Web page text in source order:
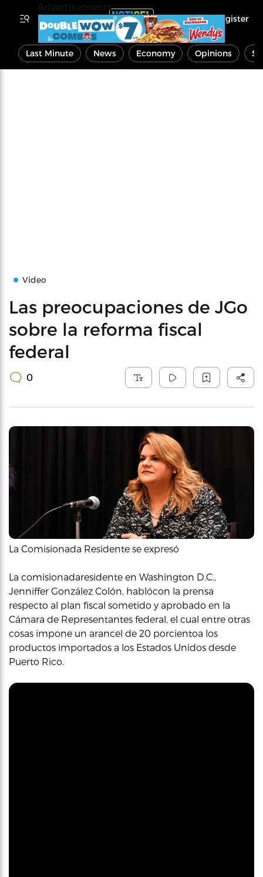
Register
Last Minute News Economy Opinions
Video
Las preocupaciones de JGo
sobre la reforma fiscal
federal
0
La Comisionada Residente se expresó
La comisionadaresidente en Washington D.C.,
Jenniffer González Colón, hablócon la prensa
respecto al plan fiscal sometido y aprobado en la
Cámara de Representantes federal, el cual entre otras
cosas impone un arancel de 20 porcientoa los
productos importados a los Estados Unidos desde
Puerto Rico.
Advertisements